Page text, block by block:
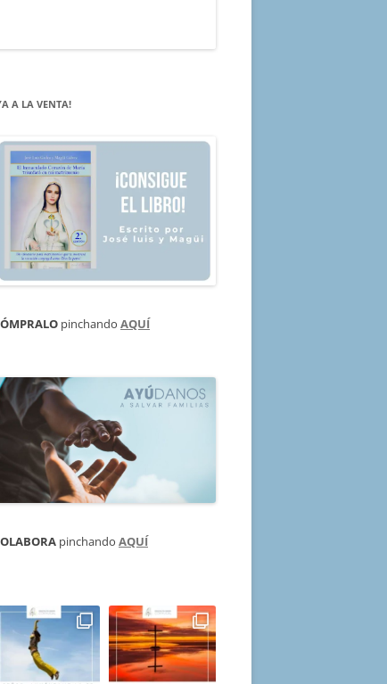
A LA VENTA!
pinchando AQUÍ
pinchando AQUÍ